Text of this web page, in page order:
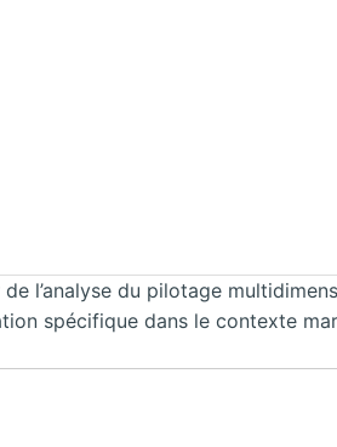
l’analyse du pilotage
spécifique dans le contexte